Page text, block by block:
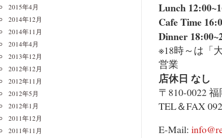
Lunch
Cafe Time
Dinner
※18時～は「
営業
店休日 なし
〒810-0022
TEL＆FAX
E-Mail:
2015年4月
2014年12月
2014年11月
2014年4月
2013年12月
2012年12月
2012年11月
2012年5月
2012年1月
2011年12月
2011年11月